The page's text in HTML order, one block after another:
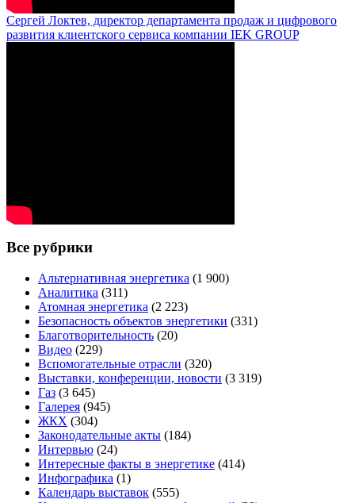
Сергей Локтев, директор департамента продаж и цифрового
развития клиентского сервиса компании IEK GROUP
Все рубрики
Альтернативная энергетика (1 900)
Аналитика (311)
Атомная энергетика (2 223)
Безопасность объектов энергетики (331)
Благотворительность (20)
Видео (229)
Вспомогательные отрасли (320)
Выставки, конференции, новости (3 319)
Газ (3 645)
Галерея (945)
ЖКХ (304)
Законодательные акты (184)
Интервью (24)
Интересные факты в энергетике (414)
Инфографика (1)
Календарь выставок (555)